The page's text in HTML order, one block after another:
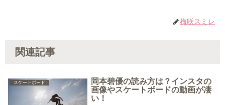
梅咲スミレ
関連記事
スケートボード
岡本碧優の読み方は？インスタの
画像やスケートボードの動画が凄
い！